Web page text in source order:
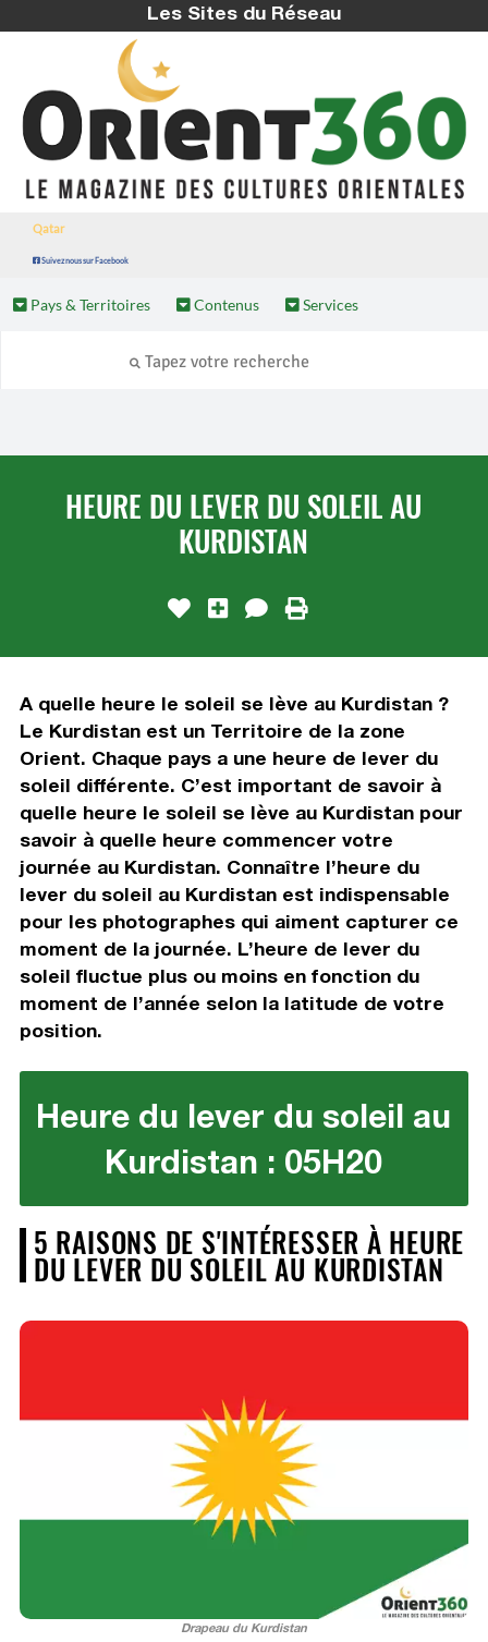
Les Sites du Réseau
Qatar
Suivez nous sur Facebook
Pays & Territoires Contenus Services
HEURE DU LEVER DU SOLEIL AU
KURDISTAN
A quelle heure le soleil se lève au Kurdistan ?
Le Kurdistan est un Territoire de la zone
Orient. Chaque pays a une heure de lever du
soleil différente. C’est important de savoir à
quelle heure le soleil se lève au Kurdistan pour
savoir à quelle heure commencer votre
journée au Kurdistan. Connaître l’heure du
lever du soleil au Kurdistan est indispensable
pour les photographes qui aiment capturer ce
moment de la journée. L’heure de lever du
soleil fluctue plus ou moins en fonction du
moment de l’année selon la latitude de votre
position.
Heure du lever du soleil au
Kurdistan : 05H20
5 RAISONS DE S'INTÉRESSER À HEURE
DU LEVER DU SOLEIL AU KURDISTAN
Drapeau du Kurdistan